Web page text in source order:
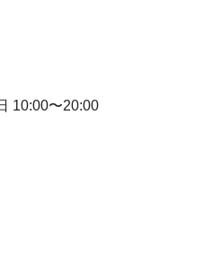
10:00〜20:00